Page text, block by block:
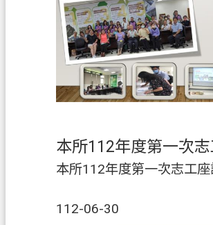
112-06-30
本所112年度第一次志工